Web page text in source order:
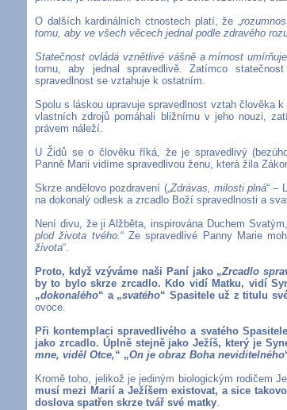
O dalších kardinálních ctnostech platí, že „
tomu, aby ve všech věcech jednal podle zdravého
Statečnost ovládá vznětlivé vášně a mírnost
tomu, aby jednal spravedlivě. Zatímco
spravedlnost se vztahuje k ostatním.
Spolu s láskou upravuje spravedlnost vztah člověka
vlastních zdrojů pomáhali bližnímu v jeho nouzi,
právem náleží.
U Židů se o člověku říká, že je spravedlivý
Panně Marii vidíme spravedlivou ženu, která žila
Skrze andělovo pozdravení („Zdrávas, milosti plná“ –
na dokonalý odlesk a zrcadlo Boží spravedlnosti a
Není divu, že ji Alžběta, inspirována Duchem
plod života tvého.“ Ze spravedlivé Panny Marie
života“.
Proto, když vzýváme naši Paní jako „Zrcadlo
by to bylo skrze zrcadlo. Kdo vidí Matku, vidí
„dokonalého“ a „svatého“ Spasitele už z titulu
ovoce.
Při kontemplaci spravedlivého a svatého
jako zrcadlo. Úplně stejně jako Ježíš, který je
mne, viděl Otce,“ „On je obraz Boha neviditelného
Kromě toho, jelikož je jediným biologickým rodičem
musí mezi Marií a Ježíšem existovat, a sice
doslova spatřen skrze tvář své matky.